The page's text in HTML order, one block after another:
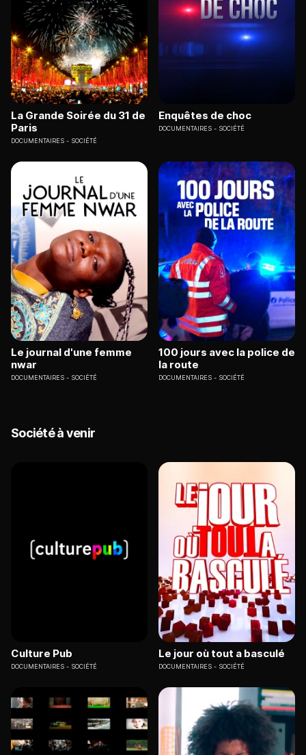
La Grande Soirée du 31 de
Paris
DOCUMENTAIRES SOCIÉTÉ
Enquêtes de choc
DOCUMENTAIRES SOCIÉTÉ
Le journal d'une femme
nwar
DOCUMENTAIRES SOCIÉTÉ
100 jours avec la police de
la route
DOCUMENTAIRES SOCIÉTÉ
Société à venir
Culture Pub
DOCUMENTAIRES SOCIÉTÉ
Le jour où tout a basculé
DOCUMENTAIRES SOCIÉTÉ